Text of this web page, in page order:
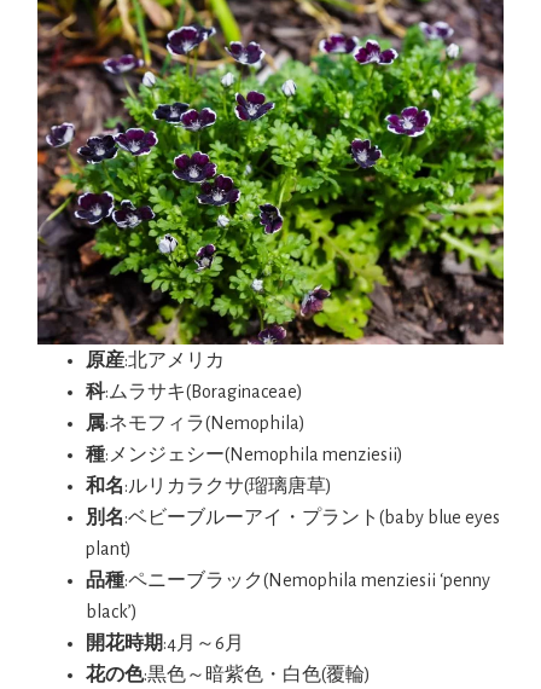
原産:北アメリカ
科:ムラサキ(Boraginaceae)
属:ネモフィラ(Nemophila)
種:メンジェシー(Nemophila menziesii)
和名:ルリカラクサ(瑠璃唐草)
別名:ベビーブルーアイ・プラント(baby blue eyes
plant)
品種:ペニーブラック(Nemophila menziesii ‘penny
black’)
開花時期:4月～6月
花の色:黒色～暗紫色・白色(覆輪)